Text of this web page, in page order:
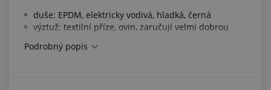
duše: EPDM, elektricky vodivá, hladká, černá
výztuž: textilní příze, ovin, zaručují velmi dobrou
obal: EPDM, elektricky vodivý, odolný proti ozónu,
Podrobný popis